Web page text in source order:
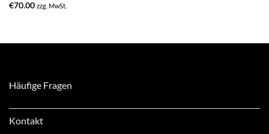
€70.00 zzg. MwSt.
Häufige Fragen
Kontakt